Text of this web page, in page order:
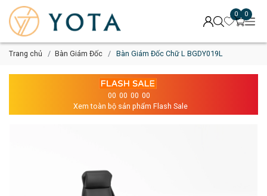
0 0
Trang chủ Bàn Giám Đốc Bàn Giám Đốc Chữ L BGDY019L
00 00 00 00
Xem toàn bộ sản phẩm Flash Sale